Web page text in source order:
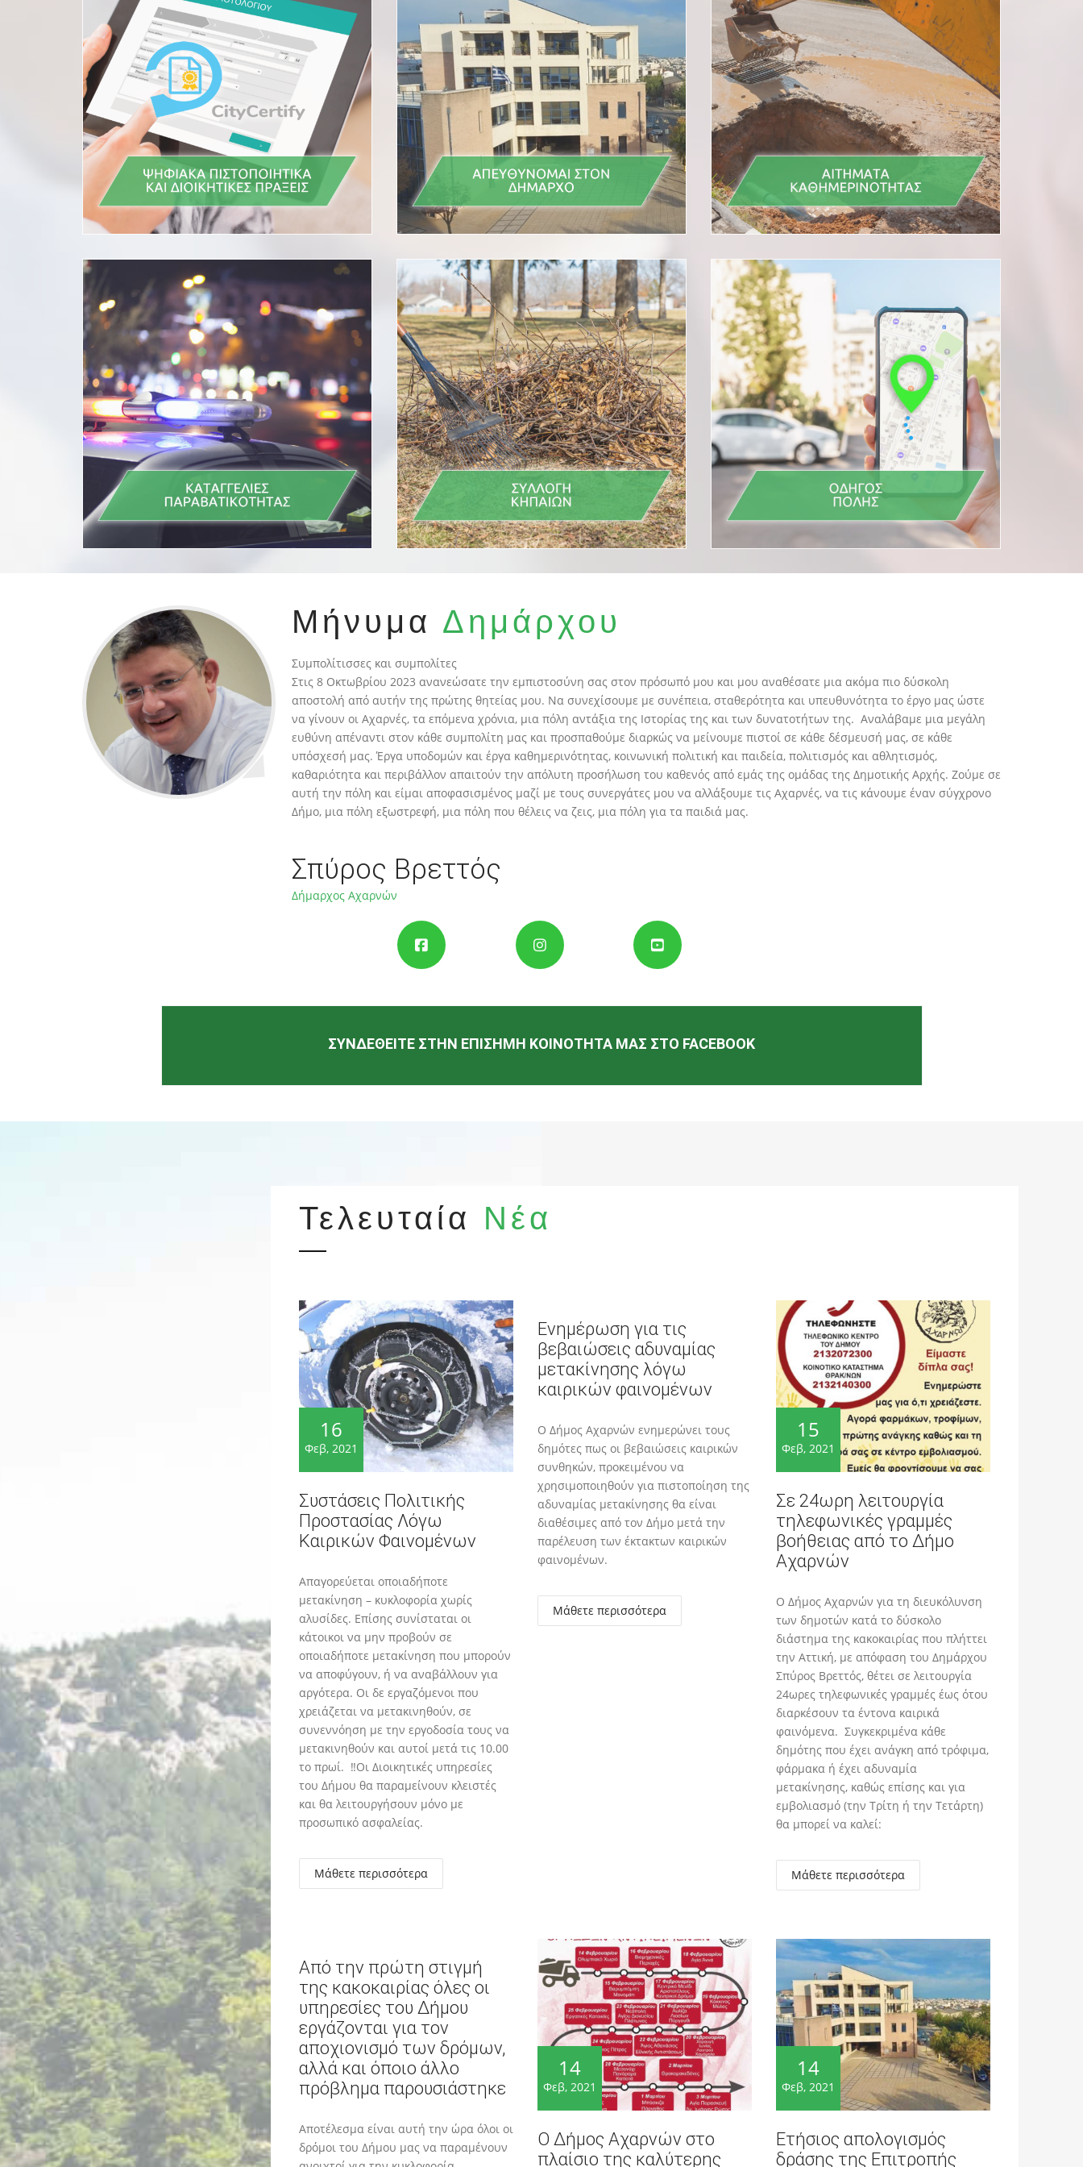
Μήνυμα Δημάρχου
Συμπολίτισσες και συμπολίτες
Στις 8 Οκτωβρίου 2023 ανανεώσατε την εμπιστοσύνη σας στον πρόσωπό μου και μου αναθέσατε μια ακόμα πιο δύσκολη
αποστολή από αυτήν της πρώτης θητείας μου. Να συνεχίσουμε με συνέπεια, σταθερότητα και υπευθυνότητα το έργο μας ώστε
να γίνουν οι Αχαρνές, τα επόμενα χρόνια, μια πόλη αντάξια της Ιστορίας της και των δυνατοτήτων της. Αναλάβαμε μια μεγάλη
ευθύνη απέναντι στον κάθε συμπολίτη μας και προσπαθούμε διαρκώς να μείνουμε πιστοί σε κάθε δέσμευσή μας, σε κάθε
υπόσχεσή μας. Έργα υποδομών και έργα καθημερινότητας, κοινωνική πολιτική και παιδεία, πολιτισμός και αθλητισμός,
καθαριότητα και περιβάλλον απαιτούν την απόλυτη προσήλωση του καθενός από εμάς της ομάδας της Δημοτικής Αρχής. Ζούμε σε
αυτή την πόλη και είμαι αποφασισμένος μαζί με τους συνεργάτες μου να αλλάξουμε τις Αχαρνές, να τις κάνουμε έναν σύγχρονο
Δήμο, μια πόλη εξωστρεφή, μια πόλη που θέλεις να ζεις, μια πόλη για τα παιδιά μας.
Σπύρος Βρεττός
Δήμαρχος Αχαρνών
ΣΥΝΔΕΘΕΙΤΕ ΣΤΗΝ ΕΠΙΣΗΜΗ ΚΟΙΝΟΤΗΤΑ ΜΑΣ ΣΤΟ FACEBOOK
ΜΑΘΕΤΕ ΠΕΡΙΣΣΟΤΕΡΑ
Τελευταία Νέα
16
Φεβ, 2021
Συστάσεις Πολιτικής
Προστασίας Λόγω
Καιρικών Φαινομένων
Απαγορεύεται οποιαδήποτε
μετακίνηση – κυκλοφορία χωρίς
αλυσίδες. Επίσης συνίσταται οι
κάτοικοι να μην προβούν σε
οποιαδήποτε μετακίνηση που μπορούν
να αποφύγουν, ή να αναβάλλουν για
αργότερα. Οι δε εργαζόμενοι που
χρειάζεται να μετακινηθούν, σε
συνεννόηση με την εργοδοσία τους να
μετακινηθούν και αυτοί μετά τις 10.00
το πρωί. ‼️Oι Διοικητικές υπηρεσίες
του Δήμου θα παραμείνουν κλειστές
και θα λειτουργήσουν μόνο με
προσωπικό ασφαλείας.
Μάθετε περισσότερα
Ενημέρωση για τις
βεβαιώσεις αδυναμίας
μετακίνησης λόγω
καιρικών φαινομένων
Ο Δήμος Αχαρνών ενημερώνει τους
δημότες πως οι βεβαιώσεις καιρικών
συνθηκών, προκειμένου να
χρησιμοποιηθούν για πιστοποίηση της
αδυναμίας μετακίνησης θα είναι
διαθέσιμες από τον Δήμο μετά την
παρέλευση των έκτακτων καιρικών
φαινομένων.
Μάθετε περισσότερα
15
Φεβ, 2021
Σε 24ωρη λειτουργία
τηλεφωνικές γραμμές
βοήθειας από το Δήμο
Αχαρνών
Ο Δήμος Αχαρνών για τη διευκόλυνση
των δημοτών κατά το δύσκολο
διάστημα της κακοκαιρίας που πλήττει
την Αττική, με απόφαση του Δημάρχου
Σπύρος Βρεττός, θέτει σε λειτουργία
24ωρες τηλεφωνικές γραμμές έως ότου
διαρκέσουν τα έντονα καιρικά
φαινόμενα. Συγκεκριμένα κάθε
δημότης που έχει ανάγκη από τρόφιμα,
φάρμακα ή έχει αδυναμία
μετακίνησης, καθώς επίσης και για
εμβολιασμό (την Τρίτη ή την Τετάρτη)
θα μπορεί να καλεί:
Μάθετε περισσότερα
Από την πρώτη στιγμή
της κακοκαιρίας όλες οι
υπηρεσίες του Δήμου
εργάζονται για τον
αποχιονισμό των δρόμων,
αλλά και όποιο άλλο
πρόβλημα παρουσιάστηκε️
Αποτέλεσμα είναι αυτή την ώρα όλοι οι
δρόμοι του Δήμου μας να παραμένουν
14
Φεβ, 2021
Ο Δήμος Αχαρνών στο
πλαίσιο της καλύτερης
14
Φεβ, 2021
Ετήσιος απολογισμός
δράσης της Επιτροπής